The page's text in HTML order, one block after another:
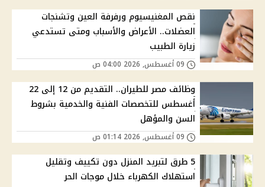
نقص المغنيسيوم ورفرفة العين وتشنجات
العضلات.. الأعراض والأسباب ومتى تستدعي
زيارة الطبيب
وظائف مصر للطيران.. التقديم من 12 إلى 22
أغسطس للتخصصات الفنية والخدمية بشروط
السن والمؤهل
5 طرق لتبريد المنزل دون تكييف وتقليل
استهلاك الكهرباء خلال موجات الحر